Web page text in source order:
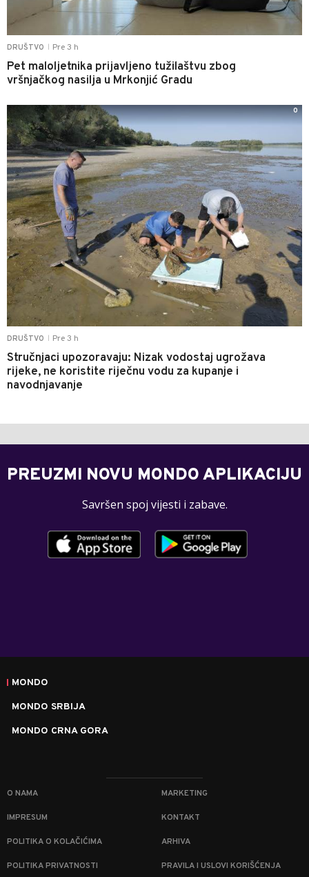
DRUŠTVO Pre 3 h
Pet maloljetnika prijavljeno tužilaštvu zbog
vršnjačkog nasilja u Mrkonjić Gradu
DRUŠTVO Pre 3 h
Stručnjaci upozoravaju: Nizak vodostaj ugrožava
rijeke, ne koristite riječnu vodu za kupanje i
navodnjavanje
0
PREUZMI NOVU MONDO APLIKACIJU
Savršen spoj vijesti i zabave.
MONDO
MONDO SRBIJA
MONDO CRNA GORA
O NAMA MARKETING
IMPRESUM KONTAKT
POLITIKA O KOLAČIĆIMA ARHIVA
POLITIKA PRIVATNOSTI PRAVILA I USLOVI KORIŠĆENJA